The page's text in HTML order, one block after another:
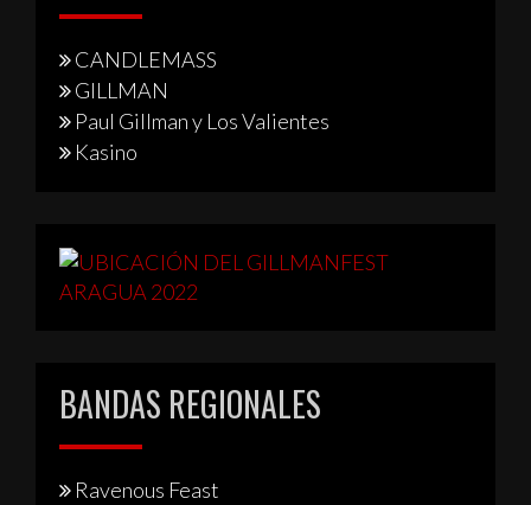
CANDLEMASS
GILLMAN
Paul Gillman y Los Valientes
Kasino
BANDAS REGIONALES
Ravenous Feast